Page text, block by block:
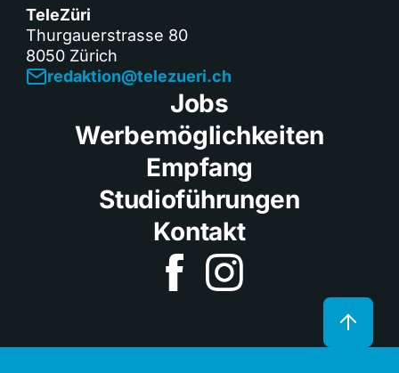
TeleZüri
Thurgauerstrasse 80
8050 Zürich
redaktion@telezueri.ch
Jobs
Werbemöglichkeiten
Empfang
Studioführungen
Kontakt